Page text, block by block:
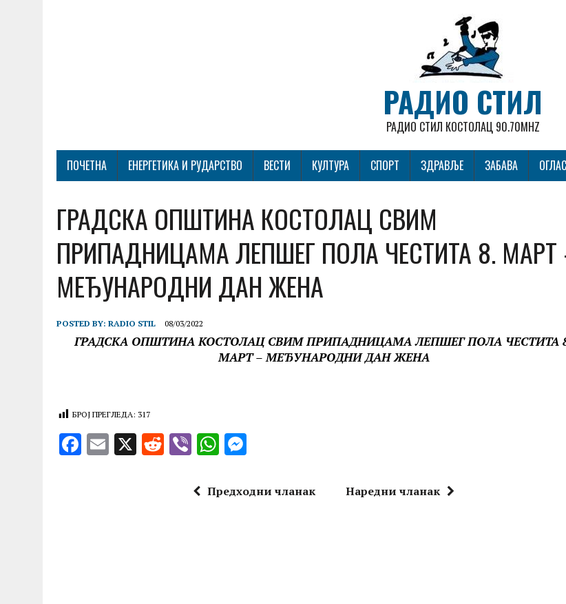
РАДИО СТИЛ
РАДИО СТИЛ КОСТОЛАЦ 90.70MHZ
ПОЧЕТНА ЕНЕРГЕТИКА И РУДАРСТВО ВЕСТИ КУЛТУРА СПОРТ ЗДРАВЉЕ ЗАБАВА
ГРАДСКА ОПШТИНА КОСТОЛАЦ СВИМ
ПРИПАДНИЦАМА ЛЕПШЕГ ПОЛА ЧЕСТИТА 8. МАРТ
МЕЂУНАРОДНИ ДАН ЖЕНА
POSTED BY: RADIO STIL 08/03/2022
ГРАДСКА ОПШТИНА КОСТОЛАЦ СВИМ ПРИПАДНИЦАМА ЛЕПШЕГ ПОЛА ЧЕСТИТА
МАРТ – МЕЂУНАРОДНИ ДАН ЖЕНА
БРОЈ ПРЕГЛЕДА: 317
F E X R V
er
W
atse
Предходни чланак Наредни чланак